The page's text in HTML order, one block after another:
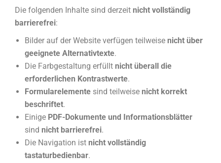
Die folgenden Inhalte sind derzeit nicht vollständig
barrierefrei:
Bilder auf der Website verfügen teilweise nicht über
geeignete Alternativtexte.
Die Farbgestaltung erfüllt nicht überall die
erforderlichen Kontrastwerte.
Formularelemente sind teilweise nicht korrekt
beschriftet.
Einige PDF-Dokumente und Informationsblätter
sind nicht barrierefrei.
Die Navigation ist nicht vollständig
tastaturbedienbar.